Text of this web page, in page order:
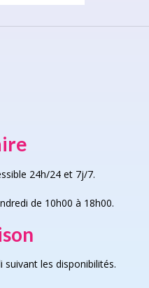
24h/24 et 7j/7.
de 10h00 à 18h00.
suivant les disponibilités.